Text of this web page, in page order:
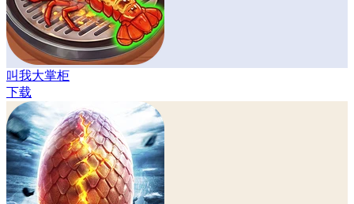
叫我大掌柜
下载